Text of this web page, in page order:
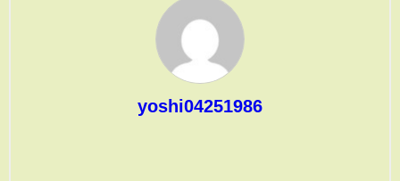
yoshi04251986